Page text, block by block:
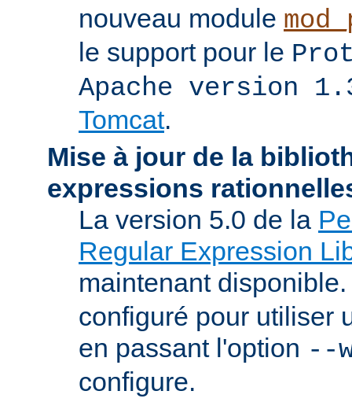
nouveau module
le support pour le
Apache version
Tomcat.
Mise à jour de la
expressions
La version 5.0 de la
Regular Expression
maintenant
configuré pour utiliser
en passant l'option --
configure.